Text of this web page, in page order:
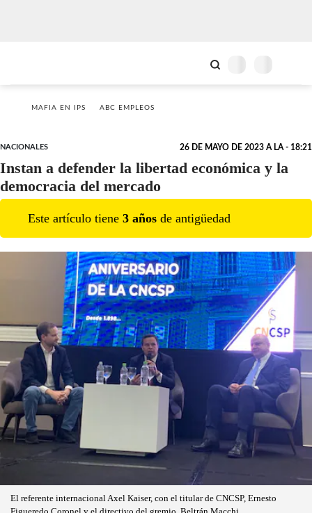
MAFIA EN IPS ABC EMPLEOS
NACIONALES 26 DE MAYO DE 2023 A LA - 18:21
Instan a defender la libertad económica y la
democracia del mercado
Este artículo tiene 3 años de antigüedad
El referente internacional Axel Kaiser, con el titular de CNCSP, Ernesto